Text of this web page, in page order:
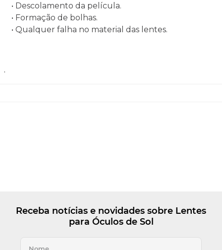
• Descolamento da película.
• Formação de bolhas.
• Qualquer falha no material das lentes.
.
Receba notícias e novidades sobre Lentes
para Óculos de Sol